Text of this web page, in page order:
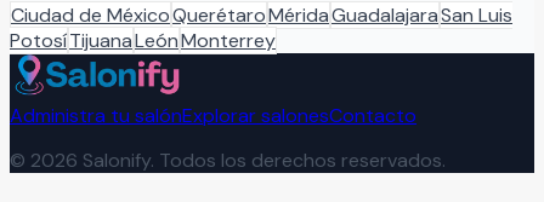
Ciudad de MéxicoQuerétaroMéridaGuadalajaraSan Luis
PotosíTijuanaLeónMonterrey
Administra tu salónExplorar salonesContacto
© 2026 Salonify. Todos los derechos reservados.